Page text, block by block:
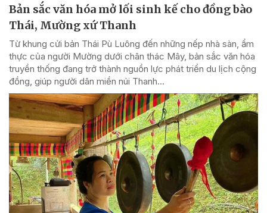
Bản sắc văn hóa mở lối sinh kế cho đồng bào
Thái, Mường xứ Thanh
Từ khung cửi bản Thái Pù Luông đến những nếp nhà sàn, ẩm
thực của người Mường dưới chân thác Mây, bản sắc văn hóa
truyền thống đang trở thành nguồn lực phát triển du lịch cộng
đồng, giúp người dân miền núi Thanh...